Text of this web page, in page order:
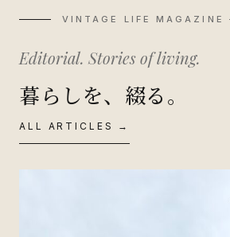
VINTAGE LIFE
Editorial. Stories of living.
暮らしを、綴る。
ALL ARTICLES →